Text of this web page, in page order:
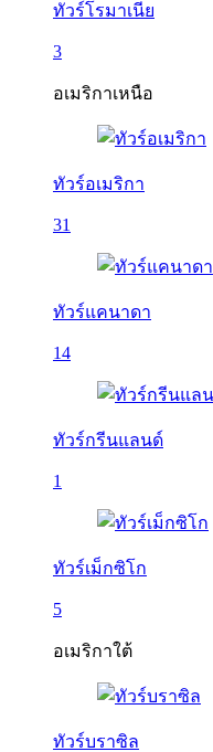
ทัวร์โรมาเนีย
3
อเมริกาเหนือ
ทัวร์อเมริกา
31
ทัวร์แคนาดา
14
ทัวร์กรีนแลนด์
1
ทัวร์เม็กซิโก
5
อเมริกาใต้
ทัวร์บราซิล